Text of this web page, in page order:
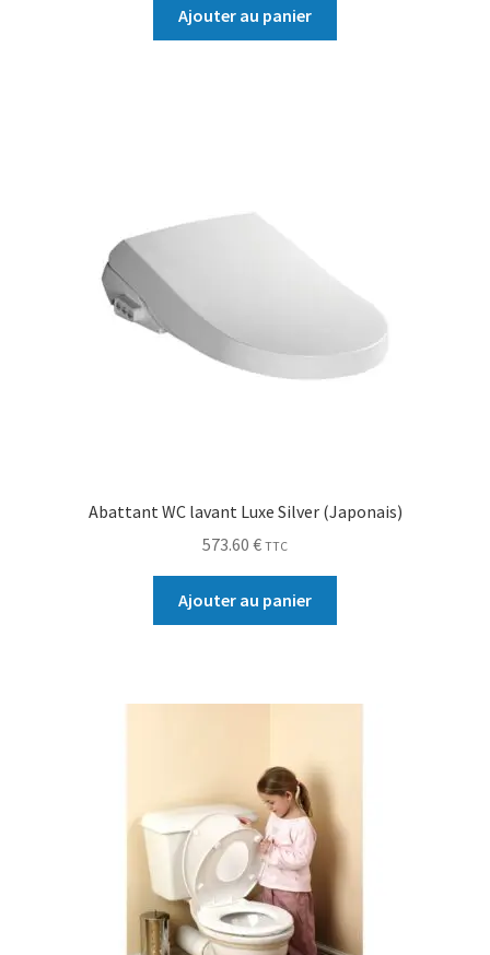
Ajouter au panier
Abattant WC lavant Luxe Silver (Japonais)
573.60 € TTC
Ajouter au panier